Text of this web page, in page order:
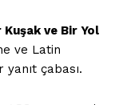
Kuşak ve Bir Yol
ve Latin
çabası.